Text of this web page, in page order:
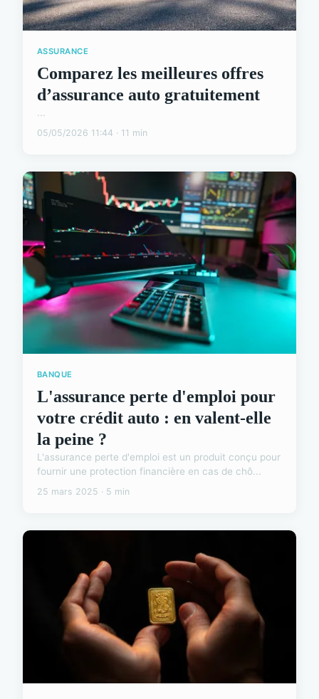
ASSURANCE
Comparez les meilleures offres
d’assurance auto gratuitement
...
05/05/2026 11:44 · 11 min
BANQUE
L'assurance perte d'emploi pour
votre crédit auto : en valent-elle
la peine ?
L'assurance perte d'emploi est un produit conçu pour
fournir une protection financière en cas de chô...
25 mars 2025 · 5 min